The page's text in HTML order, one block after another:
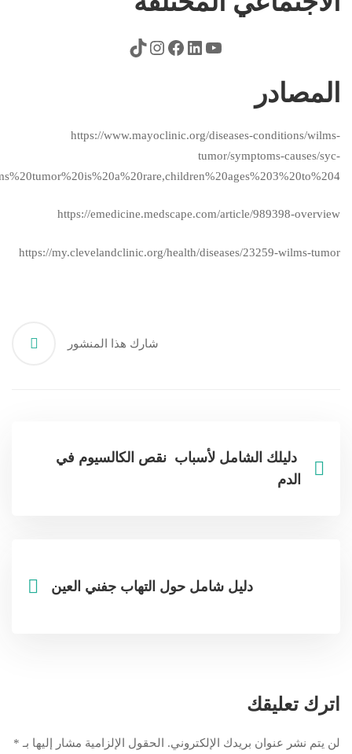
المصادر
https://www.mayoclinic.org/diseases-conditions/wilms-
tumor/symptoms-causes/syc-
https://emedicine.medscape.com/article/989398-overview
https://my.clevelandclinic.org/health/diseases/23259-wilms-tumor
شارك هذا المنشور
دليلك الشامل لأسباب نقص الكالسيوم في
الدم
دليل شامل حول التهاب جفني العين
اترك تعليقك
لن يتم نشر عنوان بريدك الإلكتروني. الحقول الإلزامية مشار إليها بـ *